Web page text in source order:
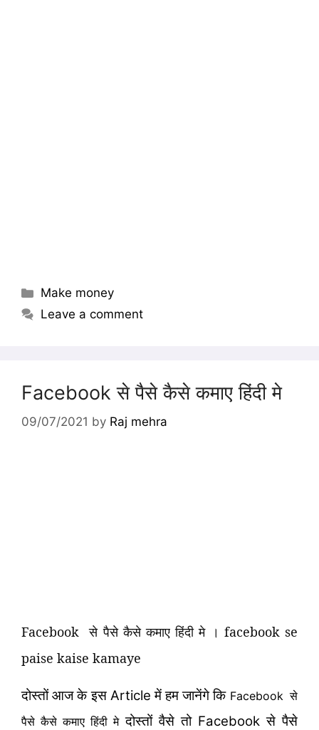
Categories
Make money
Leave a comment
Facebook से पैसे कैसे कमाए हिंदी मे
09/07/2021 by Raj mehra
Facebook से पैसे कैसे कमाए हिंदी मे । facebook se
paise kaise kamaye
दोस्तों आज के इस Articleमें हम जानेंगे कि Facebook से
पैसे कैसे कमाए हिंदी मेदोस्तों वैसे तो Facebook से पैसे